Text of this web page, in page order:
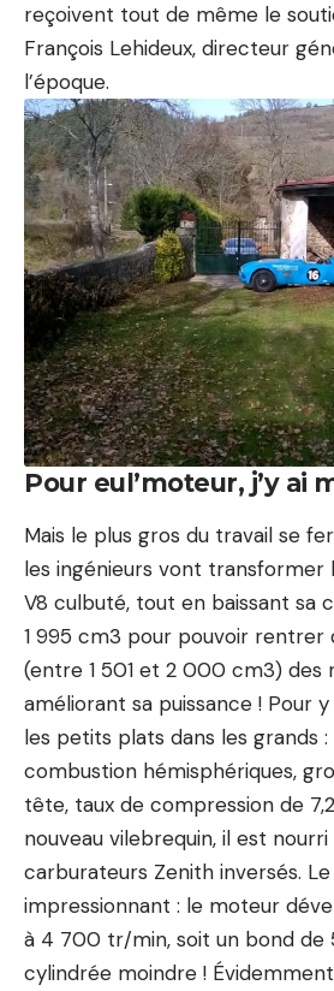
reçoivent tout de même le
François Lehideux, directeur
l’époque.
Pour eul’moteur, j’y ai
Mais le plus gros du travail se
les ingénieurs vont transformer
V8 culbuté, tout en baissant sa
1 995 cm3 pour pouvoir rentrer
(entre 1 501 et 2 000 cm3) des
améliorant sa puissance ! Pour
les petits plats dans les grands
combustion hémisphériques,
tête, taux de compression de
nouveau vilebrequin, il est
carburateurs Zenith inversés.
impressionnant : le moteur
à 4 700 tr/min, soit un bond de
cylindrée moindre !